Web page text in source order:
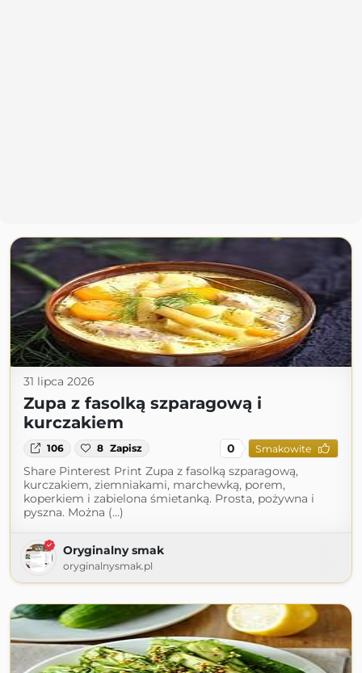
31 lipca 2026
Zupa z fasolką szparagową i
kurczakiem
106 8 Zapisz 0 Smakowite
Share Pinterest Print Zupa z fasolką szparagową,
kurczakiem, ziemniakami, marchewką, porem,
koperkiem i zabielona śmietanką. Prosta, pożywna i
pyszna. Można (...)
Oryginalny smak
oryginalnysmak.pl